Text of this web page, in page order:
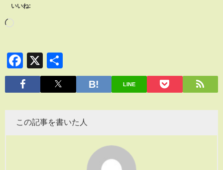
いいね:
Facebook
X
有
LINE
この記事を書いた人